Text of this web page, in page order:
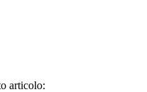
articolo: